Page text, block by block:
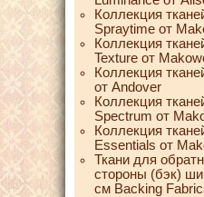
Коллекция
Spraytime от
Коллекция
Texture от
Коллекция
от Andover
Коллекция
Spectrum от
Коллекция
Essentials от
Ткани для
стороны (бэк)
см Backing